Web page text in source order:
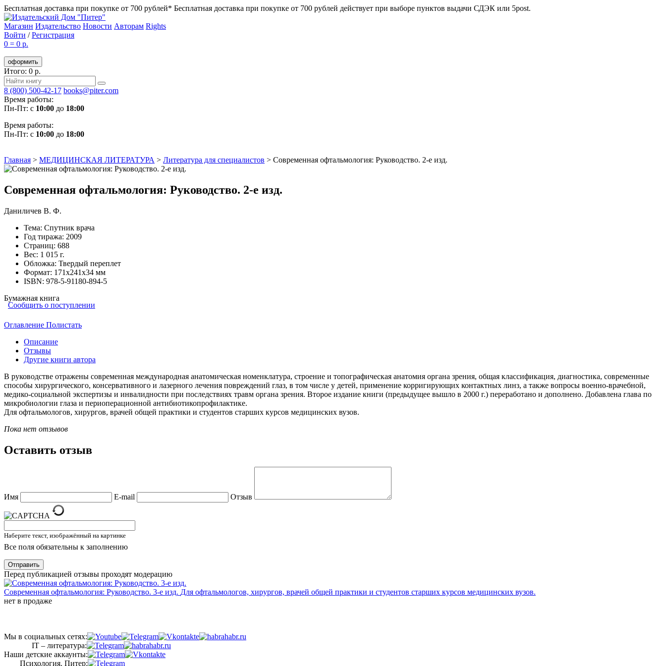
Бесплатная доставка при покупке от 700 рублей* Бесплатная доставка при покупке от 700 рублей действует при выборе пунктов выдачи СДЭК или 5post.
Магазин Издательство Новости Авторам Rights
Войти /Регистрация
0 = 0 р.
оформить
Итого: 0 р.
8 (800) 500-42-17 books@piter.com
Время работы:
Пн-Пт: с 10:00 до 18:00
Время работы:
Пн-Пт: с 10:00 до 18:00
Главная > МЕДИЦИНСКАЯ ЛИТЕРАТУРА > Литература для специалистов > Современная офтальмология: Руководство. 2-е изд.
Современная офтальмология: Руководство. 2-е изд.
Даниличев В. Ф.
Тема: Спутник врача
Год тиража: 2009
Страниц: 688
Вес: 1 015 г.
Обложка: Твердый переплет
Формат: 171х241х34 мм
ISBN: 978-5-91180-894-5
Бумажная книга
Сообщить о поступлении
Оглавление Полистать
Описание
Отзывы
Другие книги автора
В руководстве отражены современная международная анатомическая номенклатура, строение и топографическая анатомия органа зрения, общая классификация, диагностика, современные
способы хирургического, консервативного и лазерного лечения повреждений глаз, в том числе у детей, применение корригирующих контактных линз, а также вопросы военно-врачебной,
медико-социальной экспертизы и инвалидности при последствиях травм органа зрения. Второе издание книги (предыдущее вышло в 2000 г.) переработано и дополнено. Добавлена глава по
микробиологии глаза и периоперационной антибиотикопрофилактике.
Для офтальмологов, хирургов, врачей общей практики и студентов старших курсов медицинских вузов.
Пока нет отзывов
Оставить отзыв
Имя E-mail Отзыв
Наберите текст, изображённый на картинке
Все поля обязательны к заполнению
Отправить
Перед публикацией отзывы проходят модерацию
Современная офтальмология: Руководство. 3-е изд. Для офтальмологов, хирургов, врачей общей практики и студентов старших курсов медицинских вузов.
нет в продаже
Мы в социальных сетях:
IT – литература:
Наши детские аккаунты:
Психология. Питер: